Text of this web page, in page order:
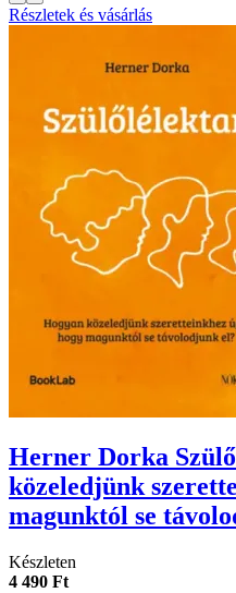
Részletek és vásárlás
Herner Dorka
közeledjünk
magunktól se
Készleten
4 490 Ft